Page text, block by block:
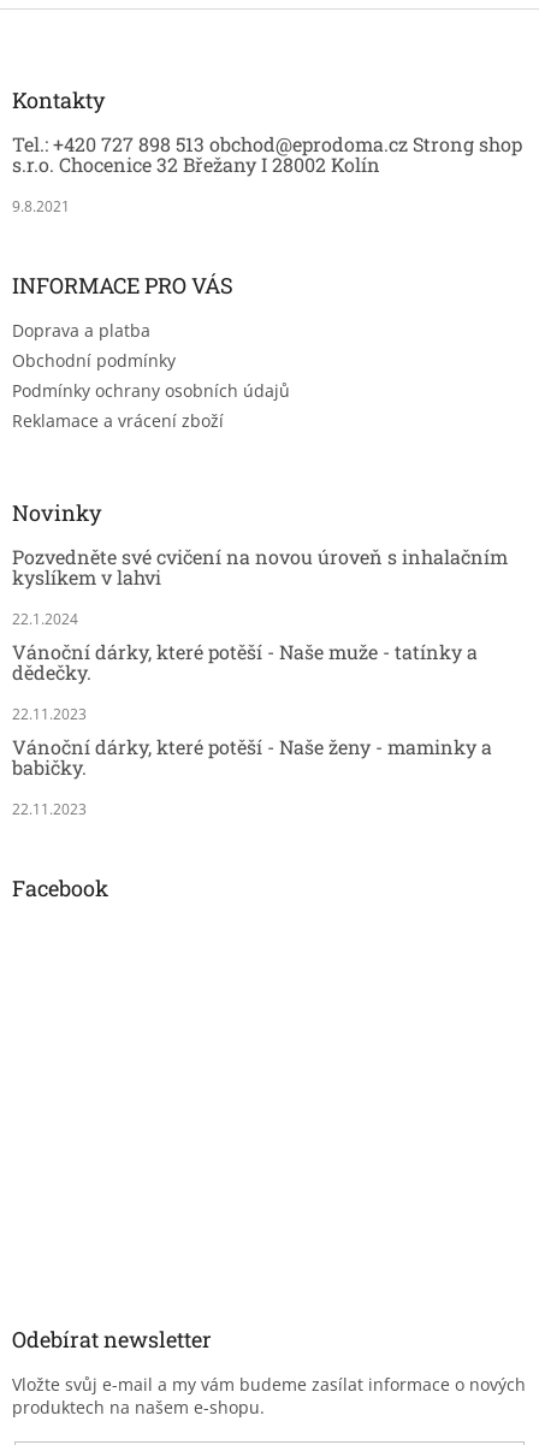
v
p
i
s
Kontakty
Tel.: +420 727 898 513 obchod@eprodoma.cz Strong shop
s.r.o. Chocenice 32 Břežany I 28002 Kolín
9.8.2021
INFORMACE PRO VÁS
Doprava a platba
Obchodní podmínky
Podmínky ochrany osobních údajů
Reklamace a vrácení zboží
Novinky
Pozvedněte své cvičení na novou úroveň s inhalačním
kyslíkem v lahvi
22.1.2024
Vánoční dárky, které potěší - Naše muže - tatínky a
dědečky.
22.11.2023
Vánoční dárky, které potěší - Naše ženy - maminky a
babičky.
22.11.2023
Facebook
Odebírat newsletter
Vložte svůj e-mail a my vám budeme zasílat informace o nových
produktech na našem e-shopu.